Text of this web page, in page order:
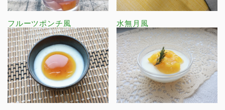
フルーツポンチ風 水無月風